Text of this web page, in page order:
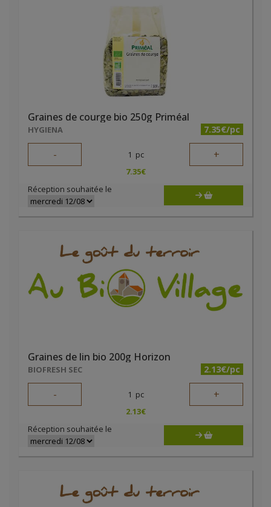
Graines de courge bio 250g Priméal
HYGIENA 7.35€/pc
- 1 pc +
7.35€
Réception souhaitée le
Graines de lin bio 200g Horizon
BIOFRESH SEC 2.13€/pc
- 1 pc +
2.13€
Réception souhaitée le